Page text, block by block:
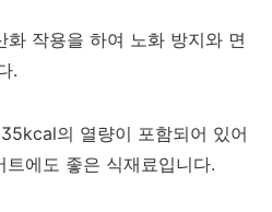
작용을 하여 노화 방지와 면
.
의 열량이 포함되어 있어
에도 좋은 식재료입니다.